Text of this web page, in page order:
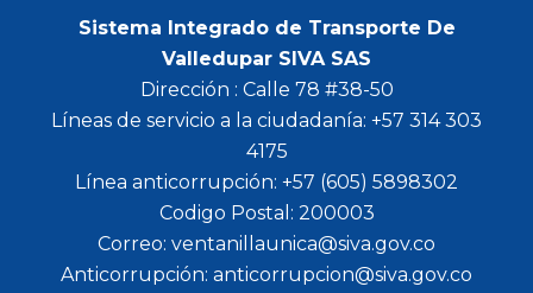
Sistema Integrado de Transporte De
Valledupar SIVA SAS
Dirección : Calle 78 #38-50
Líneas de servicio a la ciudadanía: +57 314 303
4175
Línea anticorrupción: +57 (605) 5898302
Codigo Postal: 200003
Correo: ventanillaunica@siva.gov.co
Anticorrupción: anticorrupcion@siva.gov.co